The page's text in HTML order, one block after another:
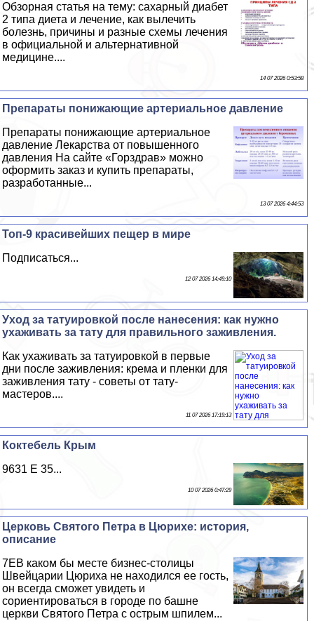
Обзорная статья на тему: сахарный диабет
2 типа диета и лечение, как вылечить
болезнь, причины и разные схемы лечения
в официальной и альтернативной
медицине....
14 07 2026 0:53:58
Препараты понижающие артериальное давление
Препараты понижающие артериальное
давление Лекарства от повышенного
давления На сайте «Горздрав» можно
оформить заказ и купить препараты,
разработанные...
13 07 2026 4:44:53
Топ-9 красивейших пещер в мире
Подписаться...
12 07 2026 14:49:10
Уход за татуировкой после нанесения: как нужно
ухаживать за тату для правильного заживления.
Как ухаживать за татуировкой в первые
дни после заживления: крема и пленки для
заживления тату - советы от тату-
мастеров....
11 07 2026 17:19:13
Коктебель Крым
9631 E 35...
10 07 2026 0:47:29
Церковь Святого Петра в Цюрихе: история,
описание
7EВ каком бы месте бизнес-столицы
Швейцарии Цюриха не находился ее гость,
он всегда сможет увидеть и
сориентироваться в городе по башне
церкви Святого Петра с острым шпилем...